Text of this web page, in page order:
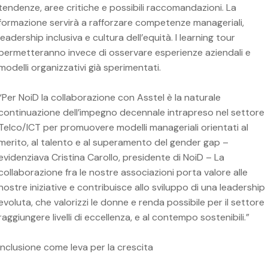
aree critiche e possibili raccomandazioni. La
servirà a rafforzare competenze manageriali,
inclusiva e cultura dell’equità. I learning tour
invece di osservare esperienze aziendali e
organizzativi già sperimentati.
NoiD la collaborazione con Asstel è la naturale
dell’impegno decennale intrapreso nel settore
ICT per promuovere modelli manageriali orientati al
al talento e al superamento del gender gap –
Cristina Carollo, presidente di NoiD – La
fra le nostre associazioni porta valore alle
iniziative e contribuisce allo sviluppo di una leadership
che valorizzi le donne e renda possibile per il settore
livelli di eccellenza, e al contempo sostenibili.”
come leva per la crescita